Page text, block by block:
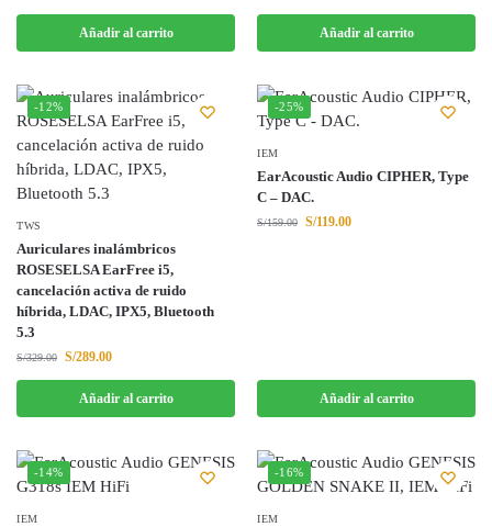
Añadir al carrito Añadir al carrito
-12%
TWS
Auriculares inalámbricos
ROSESELSA EarFree i5,
cancelación activa de ruido
híbrida, LDAC, IPX5, Bluetooth
5.3
S/329.00 S/289.00
Añadir al carrito
-25%
IEM
EarAcoustic Audio CIPHER, Type
C – DAC.
S/159.00 S/119.00
Añadir al carrito
-14%
IEM
-16%
IEM